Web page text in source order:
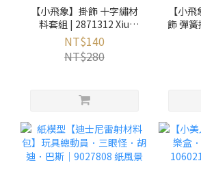
【小飛象】掛飾 十字繡材
料套組 | 2871312 Xiu
Crafts
NT$140
NT$280
【小
飾 彈